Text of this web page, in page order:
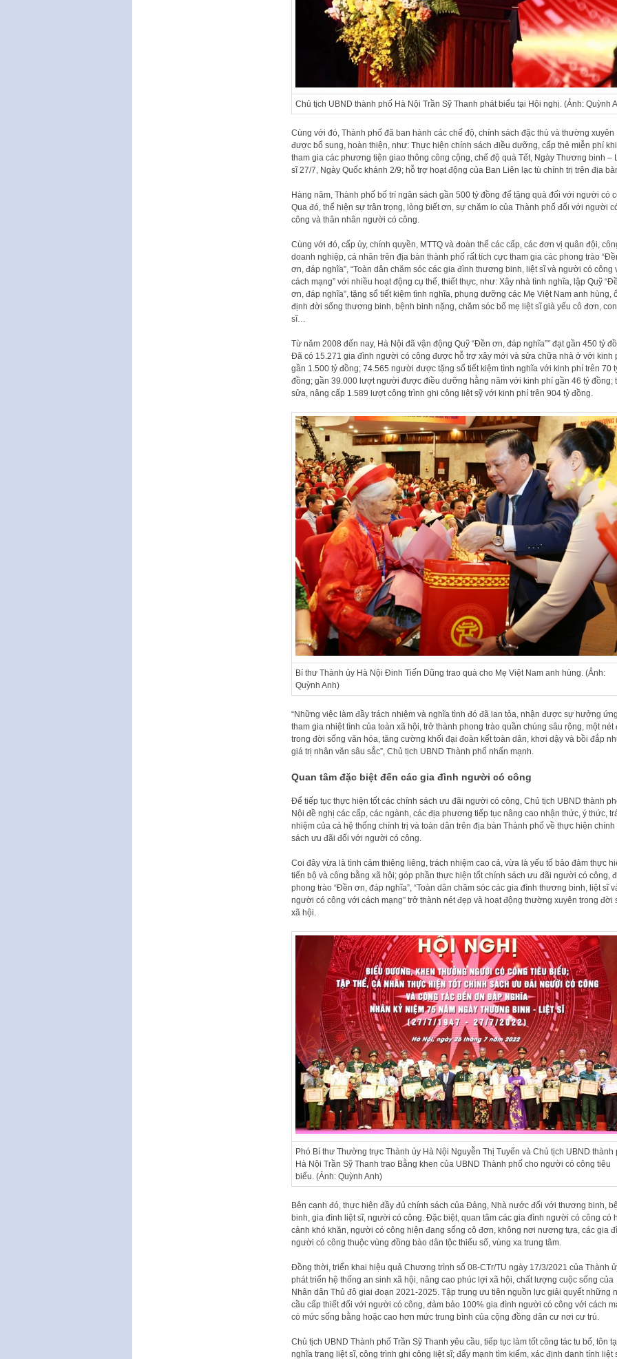
Chủ tịch UBND thành phố Hà Nội Trần Sỹ Thanh phát biểu tại Hội nghị. (Ảnh: Quỳnh
Cùng với đó, Thành phố đã ban hành các chế độ, chính sách đặc thù và thường xuyên
được bổ sung, hoàn thiện, như: Thực hiện chính sách điều dưỡng, cấp thẻ miễn phí khi
tham gia các phương tiện giao thông công cộng, chế độ quà Tết, Ngày Thương binh –
sĩ 27/7, Ngày Quốc khánh 2/9; hỗ trợ hoạt động của Ban Liên lạc tù chính trị trên địa
Hàng năm, Thành phố bố trí ngân sách gần 500 tỷ đồng để tặng quà đối với người có
Qua đó, thể hiện sự trân trọng, lòng biết ơn, sự chăm lo của Thành phố đối với người
công và thân nhân người có công.
Cùng với đó, cấp ủy, chính quyền, MTTQ và đoàn thể các cấp, các đơn vị quân đội,
doanh nghiệp, cá nhân trên địa bàn thành phố rất tích cực tham gia các phong trào
ơn, đáp nghĩa”, “Toàn dân chăm sóc các gia đình thương binh, liệt sĩ và người có công
cách mạng” với nhiều hoạt động cụ thể, thiết thực, như: Xây nhà tình nghĩa, lập Quỹ
ơn, đáp nghĩa”, tặng sổ tiết kiệm tình nghĩa, phụng dưỡng các Mẹ Việt Nam anh hùng,
định đời sống thương binh, bệnh binh nặng, chăm sóc bố mẹ liệt sĩ già yếu cô đơn,
sĩ…
Từ năm 2008 đến nay, Hà Nội đã vận động Quỹ “Đền ơn, đáp nghĩa”” đạt gần 450 tỷ
Đã có 15.271 gia đình người có công được hỗ trợ xây mới và sửa chữa nhà ở với kinh
gần 1.500 tỷ đồng; 74.565 người được tặng sổ tiết kiệm tình nghĩa với kinh phí trên 70
đồng; gần 39.000 lượt người được điều dưỡng hằng năm với kinh phí gần 46 tỷ đồng;
sửa, nâng cấp 1.589 lượt công trình ghi công liệt sỹ với kinh phí trên 904 tỷ đồng.
Bí thư Thành ủy Hà Nội Đinh Tiến Dũng trao quà cho Mẹ Việt Nam anh hùng. (Ảnh:
Quỳnh Anh)
“Những việc làm đầy trách nhiệm và nghĩa tình đó đã lan tỏa, nhận được sự hưởng
tham gia nhiệt tình của toàn xã hội, trở thành phong trào quần chúng sâu rộng, một nét
trong đời sống văn hóa, tăng cường khối đại đoàn kết toàn dân, khơi dậy và bồi đắp
giá trị nhân văn sâu sắc”, Chủ tịch UBND Thành phố nhấn mạnh.
Quan tâm đặc biệt đến các gia đình người có công
Để tiếp tục thực hiện tốt các chính sách ưu đãi người có công, Chủ tịch UBND thành
Nội đề nghị các cấp, các ngành, các địa phương tiếp tục nâng cao nhận thức, ý thức,
nhiệm của cả hệ thống chính trị và toàn dân trên địa bàn Thành phố về thực hiện chính
sách ưu đãi đối với người có công.
Coi đây vừa là tình cảm thiêng liêng, trách nhiệm cao cả, vừa là yếu tố bảo đảm thực
tiến bộ và công bằng xã hội; góp phần thực hiện tốt chính sách ưu đãi người có công,
phong trào “Đền ơn, đáp nghĩa”, “Toàn dân chăm sóc các gia đình thương binh, liệt sĩ
người có công với cách mạng” trở thành nét đẹp và hoạt động thường xuyên trong đời
xã hội.
Phó Bí thư Thường trực Thành ủy Hà Nội Nguyễn Thị Tuyến và Chủ tịch UBND thành
Hà Nội Trần Sỹ Thanh trao Bằng khen của UBND Thành phố cho người có công tiêu
biểu. (Ảnh: Quỳnh Anh)
Bên cạnh đó, thực hiện đầy đủ chính sách của Đảng, Nhà nước đối với thương binh,
binh, gia đình liệt sĩ, người có công. Đặc biệt, quan tâm các gia đình người có công có
cảnh khó khăn, người có công hiện đang sống cô đơn, không nơi nương tựa, các gia
người có công thuộc vùng đồng bào dân tộc thiểu số, vùng xa trung tâm.
Đồng thời, triển khai hiệu quả Chương trình số 08-CTr/TU ngày 17/3/2021 của Thành
phát triển hệ thống an sinh xã hội, nâng cao phúc lợi xã hội, chất lượng cuộc sống của
Nhân dân Thủ đô giai đoạn 2021-2025. Tập trung ưu tiên nguồn lực giải quyết những
cầu cấp thiết đối với người có công, đảm bảo 100% gia đình người có công với cách
có mức sống bằng hoặc cao hơn mức trung bình của cộng đồng dân cư nơi cư trú.
Chủ tịch UBND Thành phố Trần Sỹ Thanh yêu cầu, tiếp tục làm tốt công tác tu bổ, tôn
nghĩa trang liệt sĩ, công trình ghi công liệt sĩ; đẩy mạnh tìm kiếm, xác định danh tính liệt